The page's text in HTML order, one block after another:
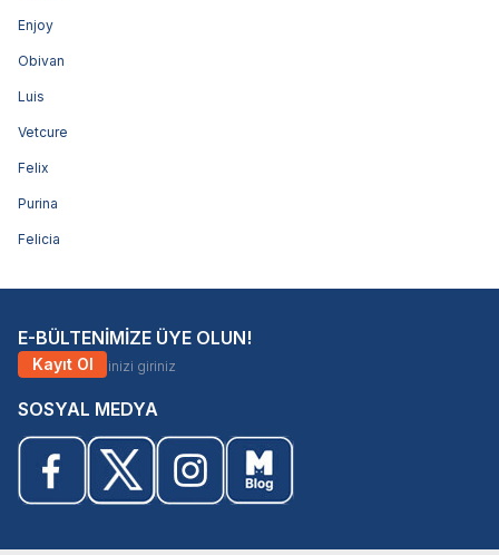
Enjoy
Obivan
Luis
Vetcure
Felix
Purina
Felicia
E-BÜLTENİMİZE ÜYE OLUN!
Kayıt Ol
SOSYAL MEDYA